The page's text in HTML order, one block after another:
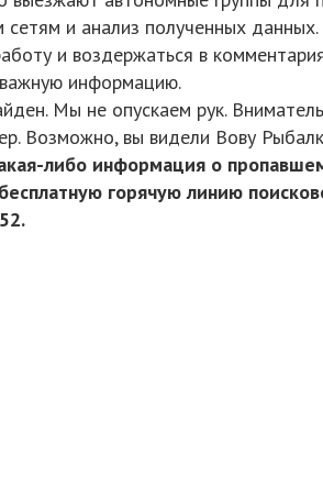
сетям и анализ полученных
и воздержаться в
информацию.
Мы не опускаем рук.
Возможно, вы видели Вову
либо информация о
горячую линию